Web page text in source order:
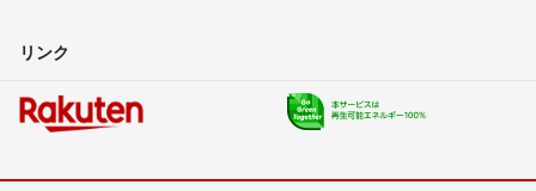
リンク